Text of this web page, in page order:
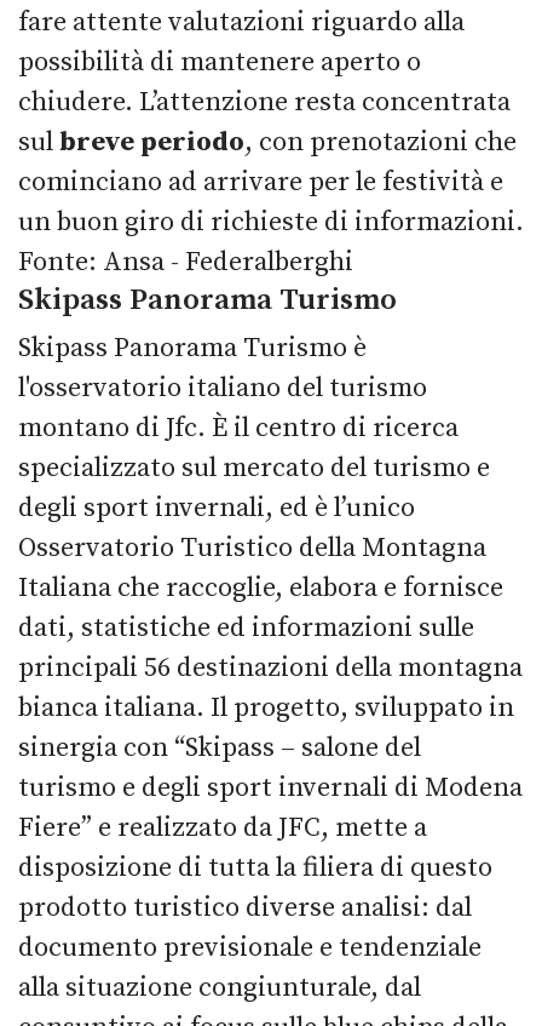
fare attente valutazioni riguardo alla
possibilità di mantenere aperto o
chiudere. L’attenzione resta concentrata
sulbreve periodo, con prenotazioni che
cominciano ad arrivare per le festività e
un buon giro di richieste di informazioni.
Fonte: Ansa - Federalberghi
Skipass Panorama Turismo
Skipass Panorama Turismo è
l'osservatorio italiano del turismo
montano di Jfc. È il centro di ricerca
specializzato sul mercato del turismo e
degli sport invernali, ed è l’unico
Osservatorio Turistico della Montagna
Italiana che raccoglie, elabora e fornisce
dati, statistiche ed informazioni sulle
principali 56 destinazioni della montagna
bianca italiana. Il progetto, sviluppato in
sinergia con “Skipass – salone del
turismo e degli sport invernali di Modena
Fiere” e realizzato da JFC, mette a
disposizione di tutta la filiera di questo
prodotto turistico diverse analisi: dal
documento previsionale e tendenziale
alla situazione congiunturale, dal